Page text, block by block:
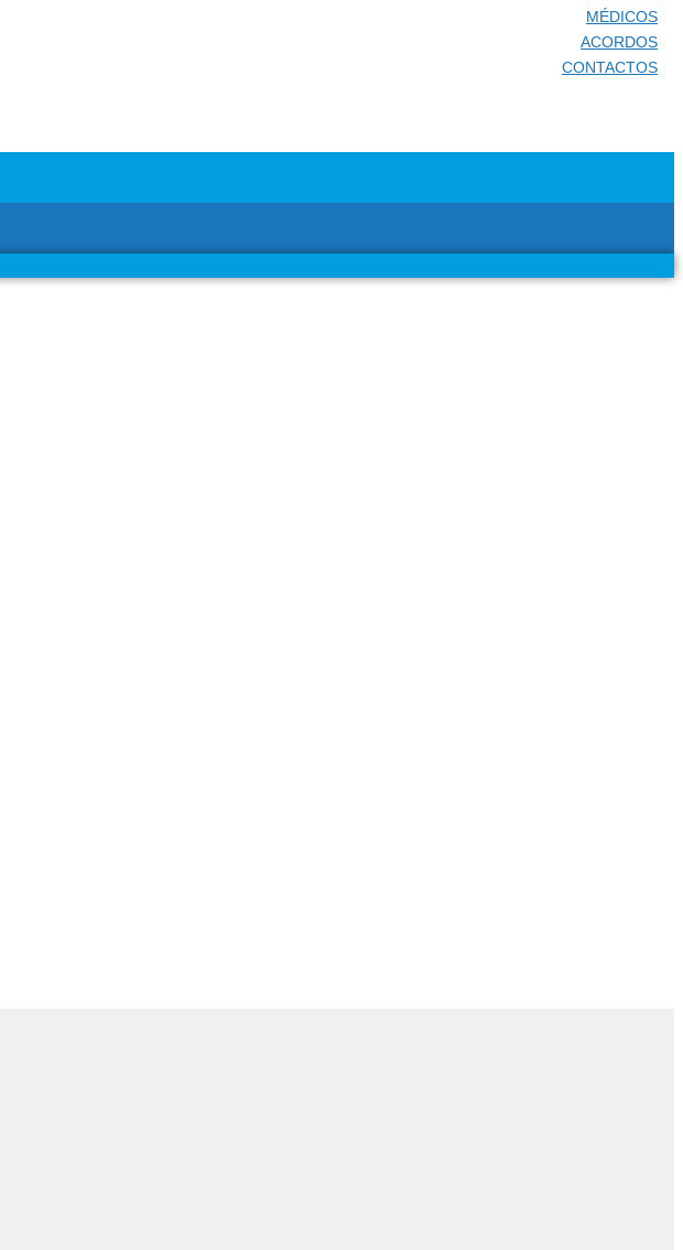
MÉDICOS
ACORDOS
CONTACTOS